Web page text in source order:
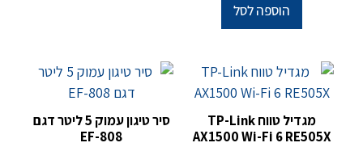
הוספה לסל
מגדיל טווח TP-Link
AX1500 Wi-Fi 6 RE505X
סיר טיגון עמוק 5 ליטר דגם
EF-808